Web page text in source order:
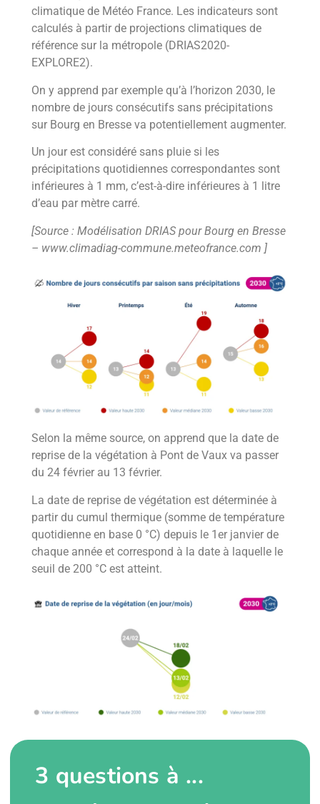
climatique de Météo France. Les indicateurs sont
calculés à partir de projections climatiques de
référence sur la métropole (DRIAS2020-
EXPLORE2).
On y apprend par exemple qu’à l’horizon 2030, le
nombre de jours consécutifs sans précipitations
sur Bourg en Bresse va potentiellement augmenter.
Un jour est considéré sans pluie si les
précipitations quotidiennes correspondantes sont
inférieures à 1 mm, c’est-à-dire inférieures à 1 litre
d’eau par mètre carré.
[Source : Modélisation DRIAS pour Bourg en Bresse
– www.climadiag-commune.meteofrance.com ]
Selon la même source, on apprend que la date de
reprise de la végétation à Pont de Vaux va passer
du 24 février au 13 février.
La date de reprise de végétation est déterminée à
partir du cumul thermique (somme de température
quotidienne en base 0 °C) depuis le 1er janvier de
chaque année et correspond à la date à laquelle le
seuil de 200 °C est atteint.
3 questions à ...